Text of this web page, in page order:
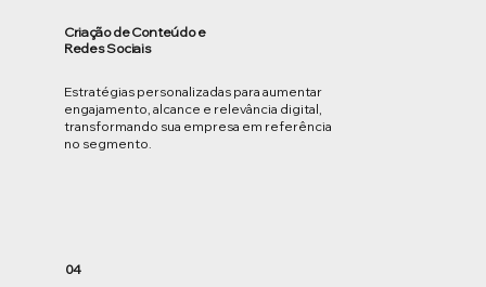
Criação de Conteúdo e
Redes Sociais
Estratégias personalizadas para aumentar
engajamento, alcance e relevância digital,
transformando sua empresa em referência
no segmento.
04